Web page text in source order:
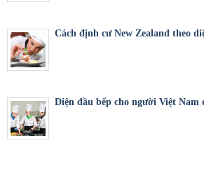
Cách định cư New Zealand theo
Diện đầu bếp cho người Việt Nam